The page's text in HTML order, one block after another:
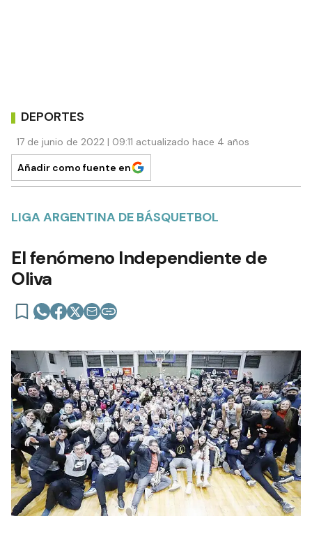
DEPORTES
17 de junio de 2022 | 09:11 actualizado hace 4 años
Añadir como fuente en
LIGA ARGENTINA DE BÁSQUETBOL
El fenómeno Independiente de
Oliva